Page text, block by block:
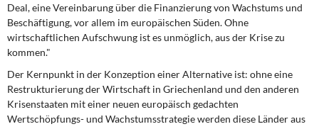
Deal, eine Vereinbarung über die Finanzierung von Wachstums und
Beschäftigung, vor allem im europäischen Süden. Ohne
wirtschaftlichen Aufschwung ist es unmöglich, aus der Krise zu
kommen."
Der Kernpunkt in der Konzeption einer Alternative ist: ohne eine
Restrukturierung der Wirtschaft in Griechenland und den anderen
Krisenstaaten mit einer neuen europäisch gedachten
Wertschöpfungs- und Wachstumsstrategie werden diese Länder aus